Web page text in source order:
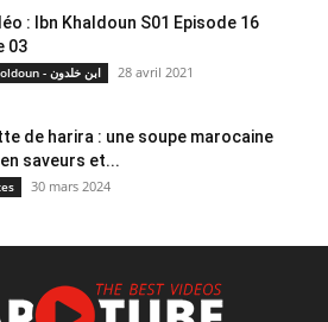
: Ibn Khaldoun S01 Episode 16
03
Ibn Kholdoun - ابن خلدون 28 avril 2021
de harira : une soupe marocaine
saveurs et...
30 mars 2024